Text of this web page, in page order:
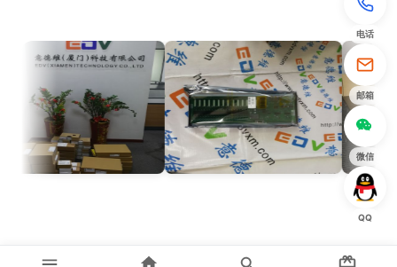
电话
邮箱
微信
QQ